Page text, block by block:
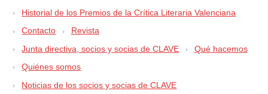
Historial de los Premios de la Crítica Literaria Valenciana
Contacto
Revista
Junta directiva, socios y socias de CLAVE
Qué hacemos
Quiénes somos
Noticias de los socios y socias de CLAVE